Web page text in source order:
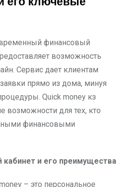
финансовый
возможность
Сервис дает клиентам
прямо из дома, минуя
Quick money кз
возможности для тех, кто
финансовыми
кабинет и его преимущества
– это персональное